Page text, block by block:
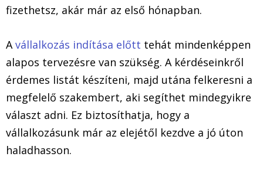
fizethetsz, akár már az első hónapban.
A vállalkozás indítása előtt tehát mindenképpen
alapos tervezésre van szükség. A kérdéseinkről
érdemes listát készíteni, majd utána felkeresni a
megfelelő szakembert, aki segíthet mindegyikre
választ adni. Ez biztosíthatja, hogy a
vállalkozásunk már az elejétől kezdve a jó úton
haladhasson.